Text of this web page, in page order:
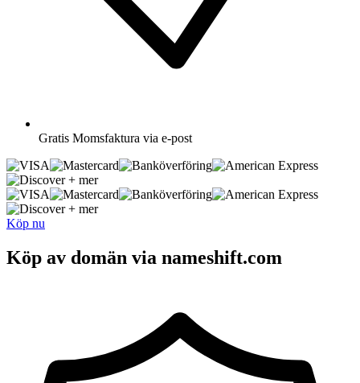
Gratis Momsfaktura via e-post
+ mer
+ mer
Köp nu
Köp av domän via nameshift.com